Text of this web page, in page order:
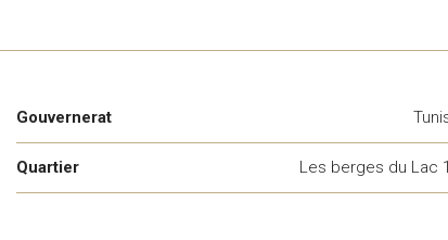
Gouvernerat
Quartier Les berges du Lac